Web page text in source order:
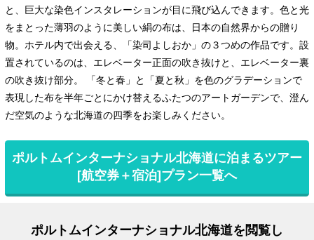
と、巨大な染色インスタレーションが目に飛び込んできます。色と光
をまとった薄羽のように美しい絹の布は、日本の自然界からの贈り
物。ホテル内で出会える、「染司よしおか」の３つめの作品です。設
置されているのは、エレベーター正面の吹き抜けと、エレベーター裏
の吹き抜け部分。 「冬と春」と「夏と秋」を色のグラデーションで
表現した布を半年ごとにかけ替えるふたつのアートガーデンで、澄ん
だ空気のような北海道の四季をお楽しみください。
ポルトムインターナショナル北海道に泊まるツアー
[航空券＋宿泊]プラン一覧へ
ポルトムインターナショナル北海道を閲覧し